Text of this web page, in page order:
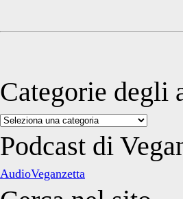
Categorie degli
Categorie
degli
articoli
Podcast di
AudioVeganzetta